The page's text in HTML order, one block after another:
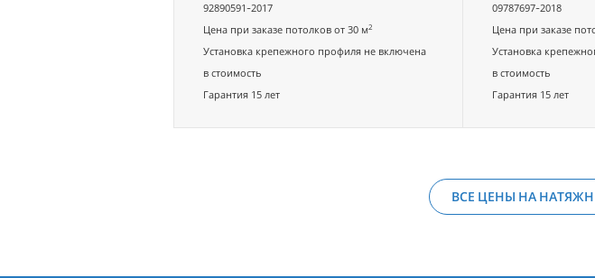
92890591-2017
Цена при заказе потолков от 30 м2
Установка крепежного профиля не включена
в стоимость
Гарантия 15 лет
09787697-2018
Цена при заказе
Установка
в стоимость
Гарантия 15 лет
ВСЕ ЦЕНЫ НА